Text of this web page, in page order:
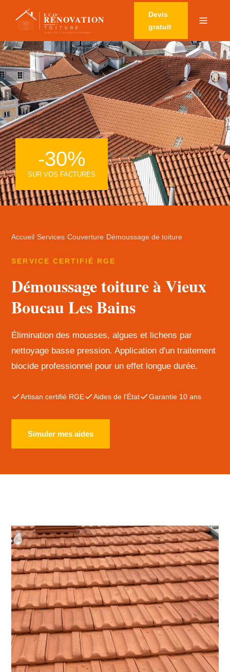
Devis
gratuit
Accueil ›Services›Couverture› Démoussage de toiture
SERVICE CERTIFIÉ RGE
Démoussage toiture à Vieux
Boucau Les Bains
Élimination des mousses, algues et lichens par
nettoyage basse pression. Application d'un traitement
biocide professionnel pour un effet longue durée.
Artisan certifié RGE Aides de l'État Garantie 10 ans
Simuler mes aides
-30%
SUR VOS FACTURES